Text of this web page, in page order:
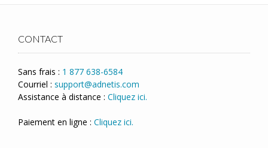
CONTACT
Sans frais : 1 877 638-6584
Courriel : support@adnetis.com
Assistance à distance : Cliquez ici.
Paiement en ligne : Cliquez ici.